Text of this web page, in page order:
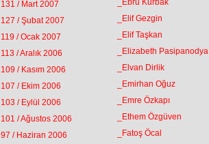
131 / Mart 2007
127 / Şubat 2007
119 / Ocak 2007
113 / Aralık 2006
109 / Kasım 2006
107 / Ekim 2006
103 / Eylül 2006
101 / Ağustos 2006
97 / Haziran 2006
_Ebru Kurbak
_Elif Gezgin
_Elif Taşkan
_Elizabeth Pasipanodya
_Elvan Dirlik
_Emirhan Oğuz
_Emre Özkapı
_Ethem Özgüven
_Fatoş Öcal